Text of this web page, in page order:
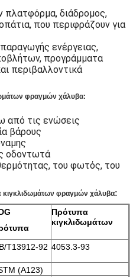
πλατφόρμα, διάδρομος,
που περιφράζουν για
ενέργειας,
προγράμματα
περιβαλλοντικά
φραγμών χάλυβα:
από τις ενώσεις
βάρους
οδοντωτά
του φωτός, του
κιγκλιδωμάτων φραγμών χάλυβα:
Πρότυπα
κιγκλιδωμάτων
T13912-92 4053.3-93
(A123)